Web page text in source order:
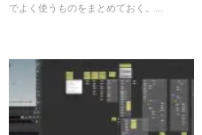
でよく使うものをまとめておく。...